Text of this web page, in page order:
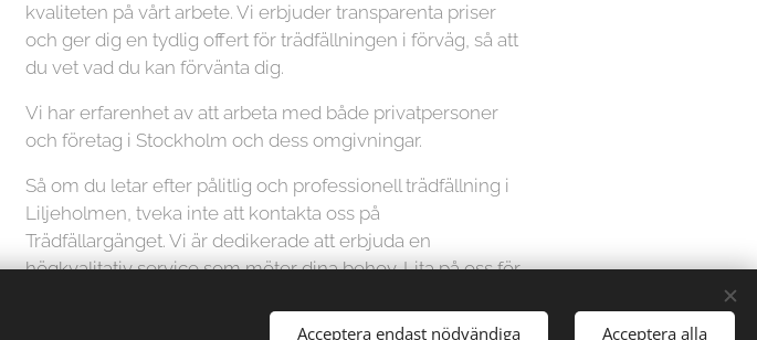
kvaliteten på vårt arbete. Vi erbjuder transparenta priser
och ger dig en tydlig offert för trädfällningen i förväg, så att
du vet vad du kan förvänta dig.
Vi har erfarenhet av att arbeta med både privatpersoner
och företag i Stockholm och dess omgivningar.
Så om du letar efter pålitlig och professionell trädfällning i
Liljeholmen, tveka inte att kontakta oss på
Trädfällargänget. Vi är dedikerade att erbjuda en
högkvalitativ service som möter dina behov. Lita på oss för
Kontakta oss idag för att få en kostnadsfri offert och boka
Acceptera endast nödvändiga Acceptera alla